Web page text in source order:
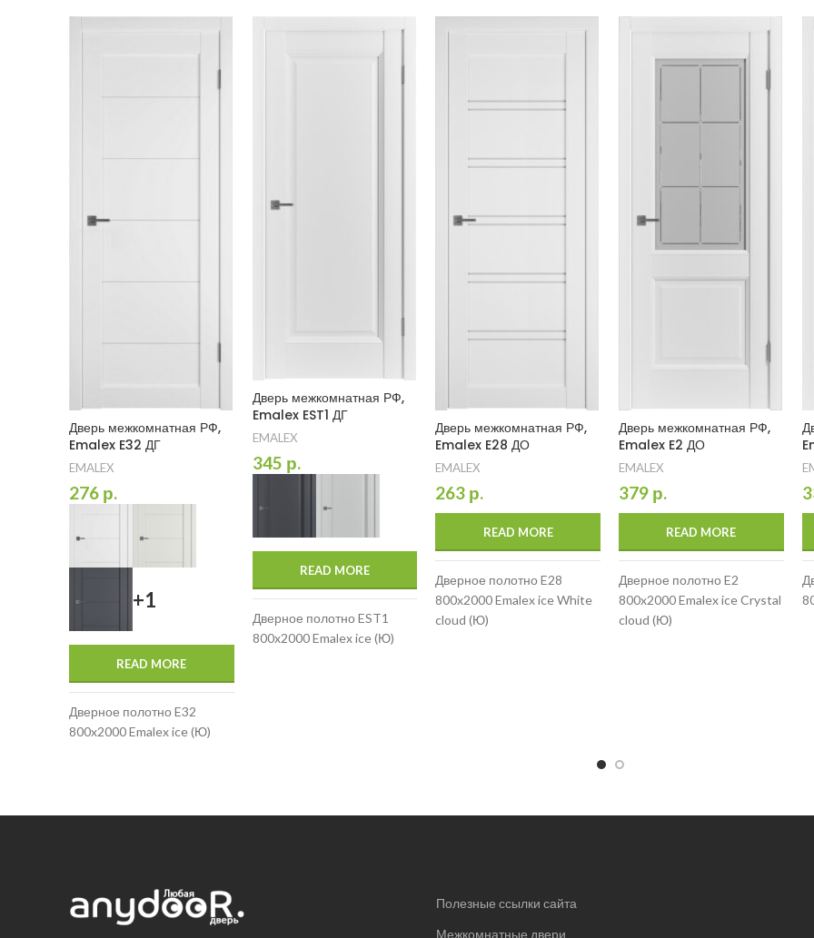
Дверь межкомнатная РФ,
Emalex E32 ДГ
EMALEX
276 р.
+1
READ MORE
Дверное полотно E32
800x2000 Emalex ice (Ю)
Дверь межкомнатная РФ,
Emalex EST1 ДГ
EMALEX
345 р.
READ MORE
Дверное полотно EST1
800x2000 Emalex ice (Ю)
Дверь межкомнатная РФ,
Emalex E28 ДО
EMALEX
263 р.
READ MORE
Дверное полотно E28
800x2000 Emalex ice White
cloud (Ю)
Дверь межкомнатная РФ,
Emalex E2 ДО
EMALEX
379 р.
READ MORE
Дверное полотно E2
800x2000 Emalex ice Crystal
cloud (Ю)
Полезные ссылки сайта
Межкомнатные двери